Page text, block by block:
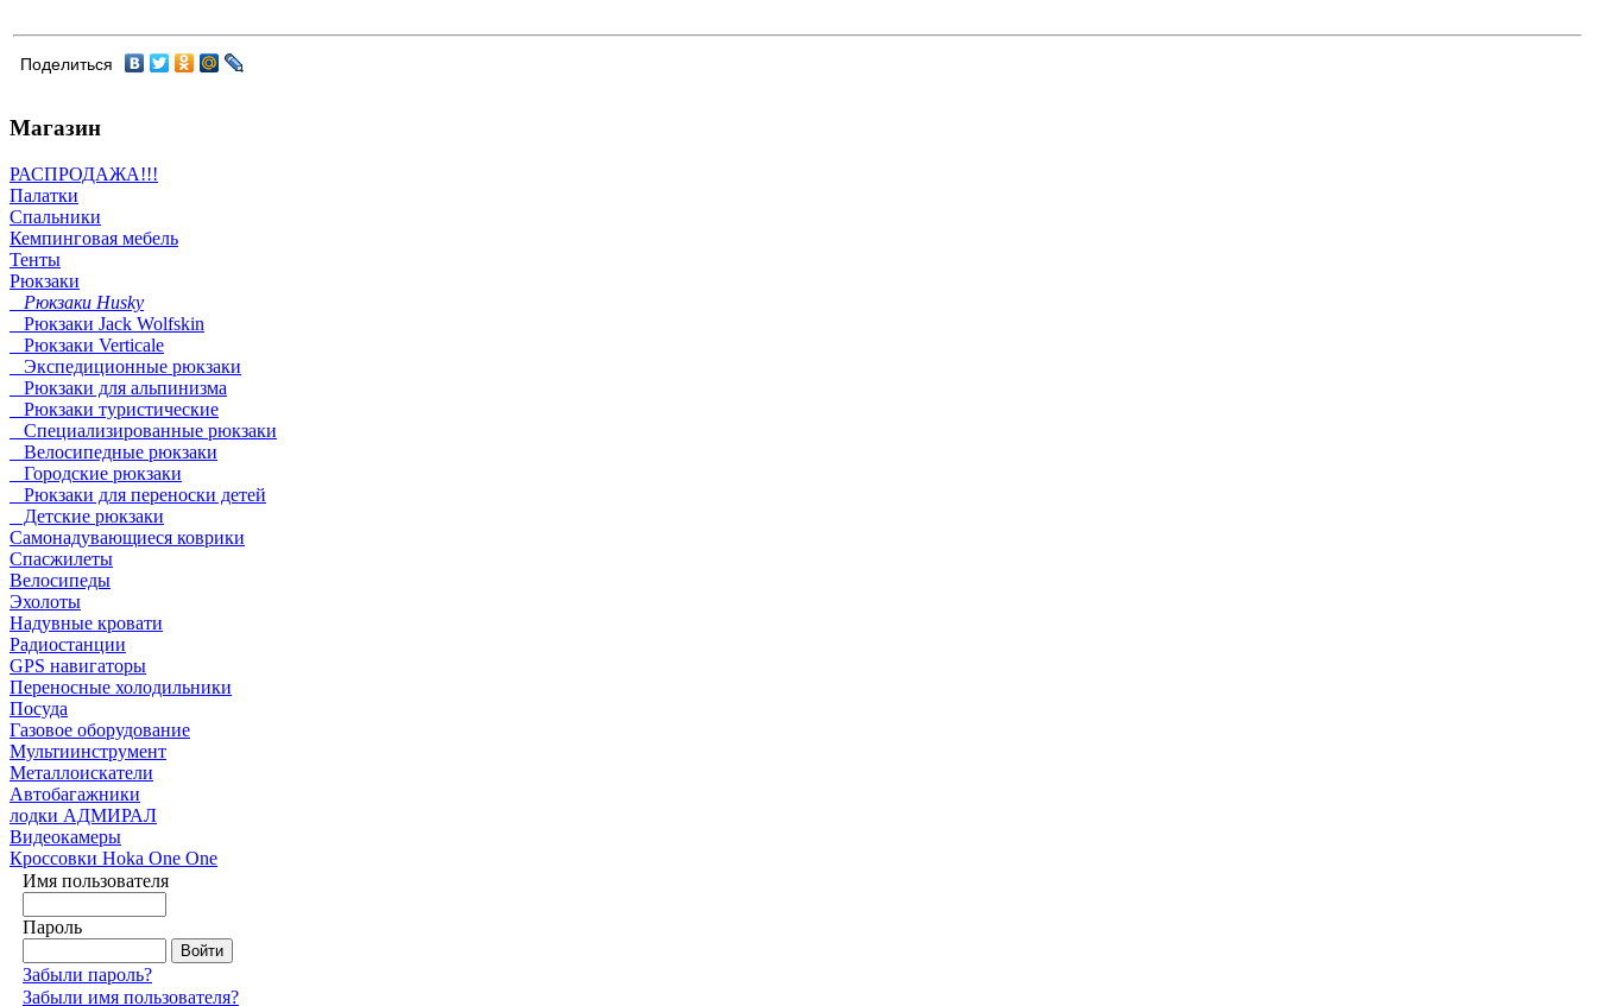
Поделиться
Магазин
РАСПРОДАЖА!!!
Палатки
Спальники
Кемпинговая мебель
Тенты
Рюкзаки
Рюкзаки Husky
Рюкзаки Jack Wolfskin
Рюкзаки Verticale
Экспедиционные рюкзаки
Рюкзаки для альпинизма
Рюкзаки туристические
Специализированные рюкзаки
Велосипедные рюкзаки
Городские рюкзаки
Рюкзаки для переноски детей
Детские рюкзаки
Самонадувающиеся коврики
Спасжилеты
Велосипеды
Эхолоты
Надувные кровати
Радиостанции
GPS навигаторы
Переносные холодильники
Посуда
Газовое оборудование
Мультиинструмент
Металлоискатели
Автобагажники
лодки АДМИРАЛ
Видеокамеры
Кроссовки Hoka One One
Имя пользователя
Пароль
Забыли пароль?
Забыли имя пользователя?